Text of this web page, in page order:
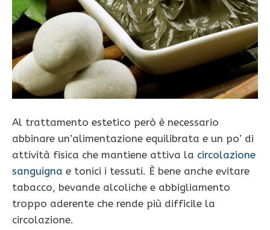
Al trattamento estetico però è necessario
abbinare un’alimentazione equilibrata e un po’ di
attività fisica che mantiene attiva la circolazione
sanguigna e tonici i tessuti. È bene anche evitare
tabacco, bevande alcoliche e abbigliamento
troppo aderente che rende più difficile la
circolazione.